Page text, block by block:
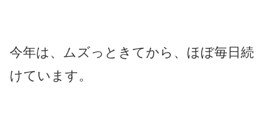
今年は、ムズっときてから、ほぼ毎日続
けています。